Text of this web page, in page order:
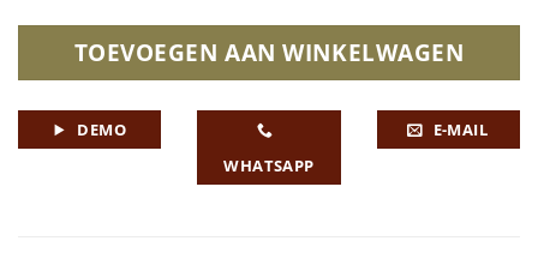
TOEVOEGEN AAN WINKELWAGEN
DEMO
WHATSAPP
E-MAIL